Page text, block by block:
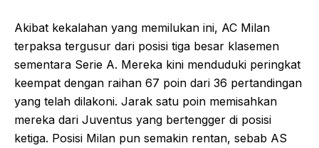
Akibat kekalahan yang memilukan ini, AC Milan
terpaksa tergusur dari posisi tiga besar klasemen
sementara Serie A. Mereka kini menduduki peringkat
keempat dengan raihan 67 poin dari 36 pertandingan
yang telah dilakoni. Jarak satu poin memisahkan
mereka dari Juventus yang bertengger di posisi
ketiga. Posisi Milan pun semakin rentan, sebab AS